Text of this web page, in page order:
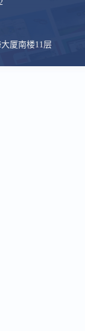
厦南楼11层